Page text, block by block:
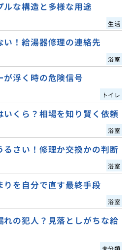
な構造と多様な用途
生活
い！給湯器修理の連絡先
浴室
が浮く時の危険信号
トイレ
いくら？相場を知り賢く依頼
浴室
るさい！修理か交換かの判断
浴室
りを自分で直す最終手段
浴室
れの犯人？見落としがちな給
未分類